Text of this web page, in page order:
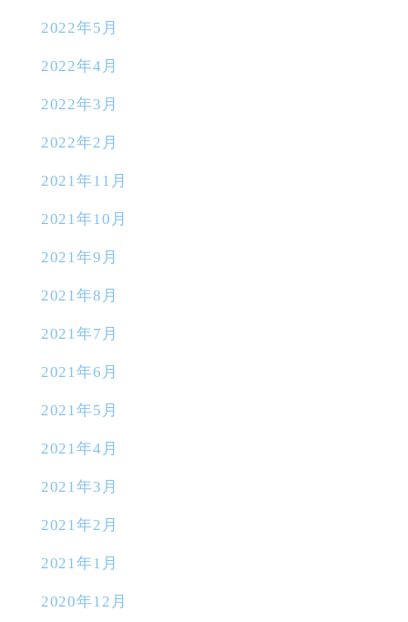
2022年5月
2022年4月
2022年3月
2022年2月
2021年11月
2021年10月
2021年9月
2021年8月
2021年7月
2021年6月
2021年5月
2021年4月
2021年3月
2021年2月
2021年1月
2020年12月